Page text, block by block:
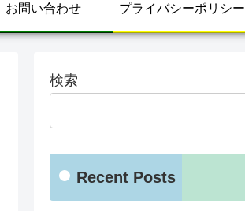
お問い合わせ プライバシーポリシー
検索
Recent Posts